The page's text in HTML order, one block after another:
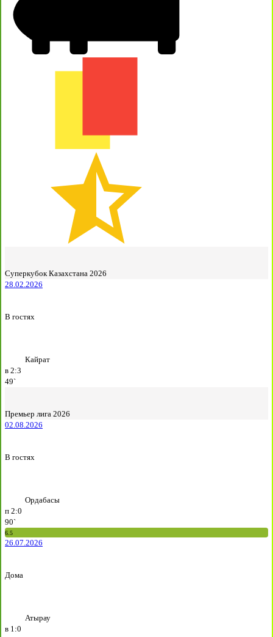
Суперкубок Казахстана 2026
28.02.2026
В гостях
Кайрат
в 2:3
49`
Премьер лига 2026
02.08.2026
В гостях
Ордабасы
п 2:0
90`
6.5
26.07.2026
Дома
Атырау
в 1:0